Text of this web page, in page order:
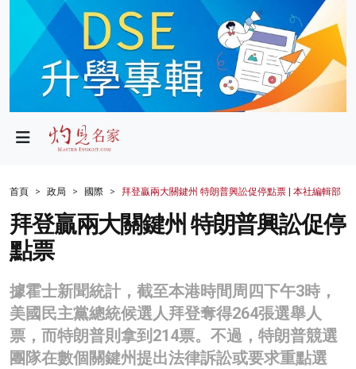
政局
財經
生活
健康
商業
科技
影片
首頁 政局 國際 拜登贏兩大關鍵州 特朗普興訟促停點票 | 本社編輯部
拜登贏兩大關鍵州 特朗普興訟促停
點票
據霍士新聞統計，截至本港時間周四下午3時，
美國民主黨總統候選人拜登奪得264張選舉人
票，而特朗普則拿到214票。不過，特朗普競選
團隊在數個關鍵州提出法律訴訟或要求重點選